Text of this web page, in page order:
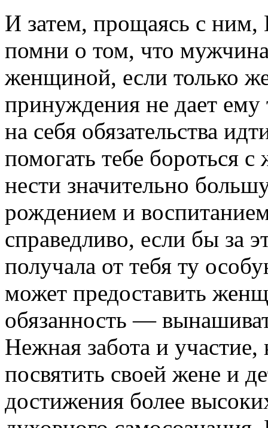
И затем, прощаясь с ним,
помни о том, что
женщиной, если только
принуждения не дает ему
на себя обязательства
помогать тебе бороться
нести значительно
рождением и
справедливо, если бы за
получала от тебя ту
может предоставить
обязанность —
Нежная забота и
посвятить своей жене и
достижения более